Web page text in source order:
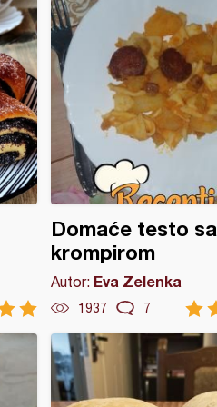
Domaće testo sa
krompirom
Autor: Eva Zelenka
1937 7